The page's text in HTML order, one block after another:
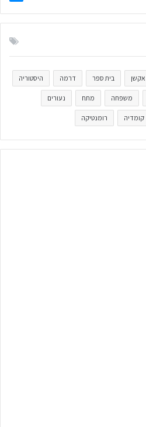
אקשן בית ספר דרמה היסטוריה
משפחה מתח נעורים
קומדיה רומנטיקה